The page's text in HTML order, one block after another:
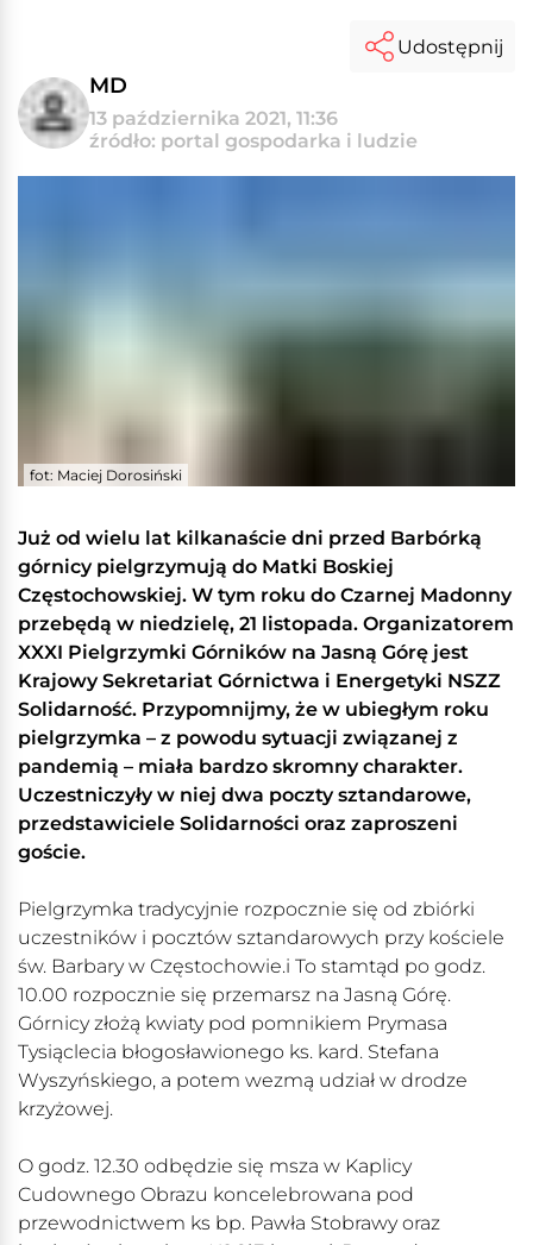
MD
13 października 2021, 11:36
źródło: portal gospodarka i ludzie
Udostępnij
fot: Maciej Dorosiński
Już od wielu lat kilkanaście dni przed Barbórką
górnicy pielgrzymują do Matki Boskiej
Częstochowskiej. W tym roku do Czarnej Madonny
przebędą w niedzielę, 21 listopada. Organizatorem
XXXI Pielgrzymki Górników na Jasną Górę jest
Krajowy Sekretariat Górnictwa i Energetyki NSZZ
Solidarność. Przypomnijmy, że w ubiegłym roku
pielgrzymka – z powodu sytuacji związanej z
pandemią – miała bardzo skromny charakter.
Uczestniczyły w niej dwa poczty sztandarowe,
przedstawiciele Solidarności oraz zaproszeni
goście.
Pielgrzymka tradycyjnie rozpocznie się od zbiórki
uczestników i pocztów sztandarowych przy kościele
św. Barbary w Częstochowie.i To stamtąd po godz.
10.00 rozpocznie się przemarsz na Jasną Górę.
Górnicy złożą kwiaty pod pomnikiem Prymasa
Tysiąclecia błogosławionego ks. kard. Stefana
Wyszyńskiego, a potem wezmą udział w drodze
krzyżowej.
O godz. 12.30 odbędzie się msza w Kaplicy
Cudownego Obrazu koncelebrowana pod
przewodnictwem ks bp. Pawła Stobrawy oraz